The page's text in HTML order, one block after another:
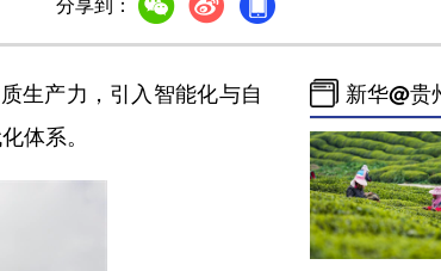
生产力，引入智能化与自
体系。
新华@贵